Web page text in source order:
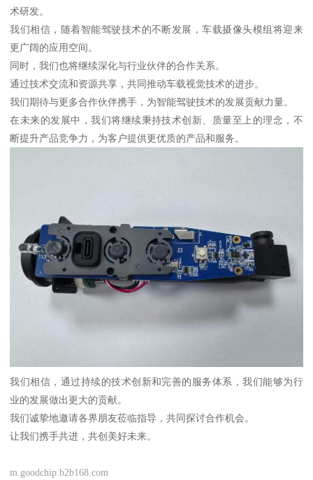
术研发。
我们相信，随着智能驾驶技术的不断发展，车载摄像头模组将迎来
更广阔的应用空间。
同时，我们也将继续深化与行业伙伴的合作关系。
通过技术交流和资源共享，共同推动车载视觉技术的进步。
我们期待与更多合作伙伴携手，为智能驾驶技术的发展贡献力量。
在未来的发展中，我们将继续秉持技术创新、质量至上的理念，不
断提升产品竞争力，为客户提供更优质的产品和服务。
我们相信，通过持续的技术创新和完善的服务体系，我们能够为行
业的发展做出更大的贡献。
我们诚挚地邀请各界朋友莅临指导，共同探讨合作机会。
让我们携手共进，共创美好未来。
m.goodchip.b2b168.com